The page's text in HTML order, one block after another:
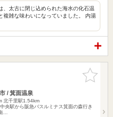
、太古に閉じ込められた海水の化石温
複雑な味わいになっていました。 内湯
お気に入
りに追加
/ 箕面温泉
北千里駅1.54km
央駅から阪急バスルミナス箕面の森行き
…